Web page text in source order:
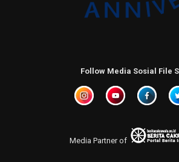
Follow Media Sosial File
Media Partner of